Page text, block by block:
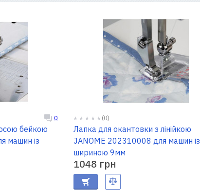
0
бейкою
машин із
(0)
Лапка для окантовки з лінійкою
JANOME 202310008 для машин із
шириною 9мм
1048 грн